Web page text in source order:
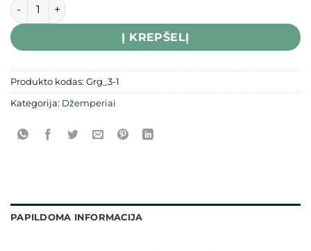
produkto kiekis: Džemperis „Gargždai basketball“
Į KREPŠELĮ
Produkto kodas: Grg_3-1
Kategorija: Džemperiai
PAPILDOMA INFORMACIJA